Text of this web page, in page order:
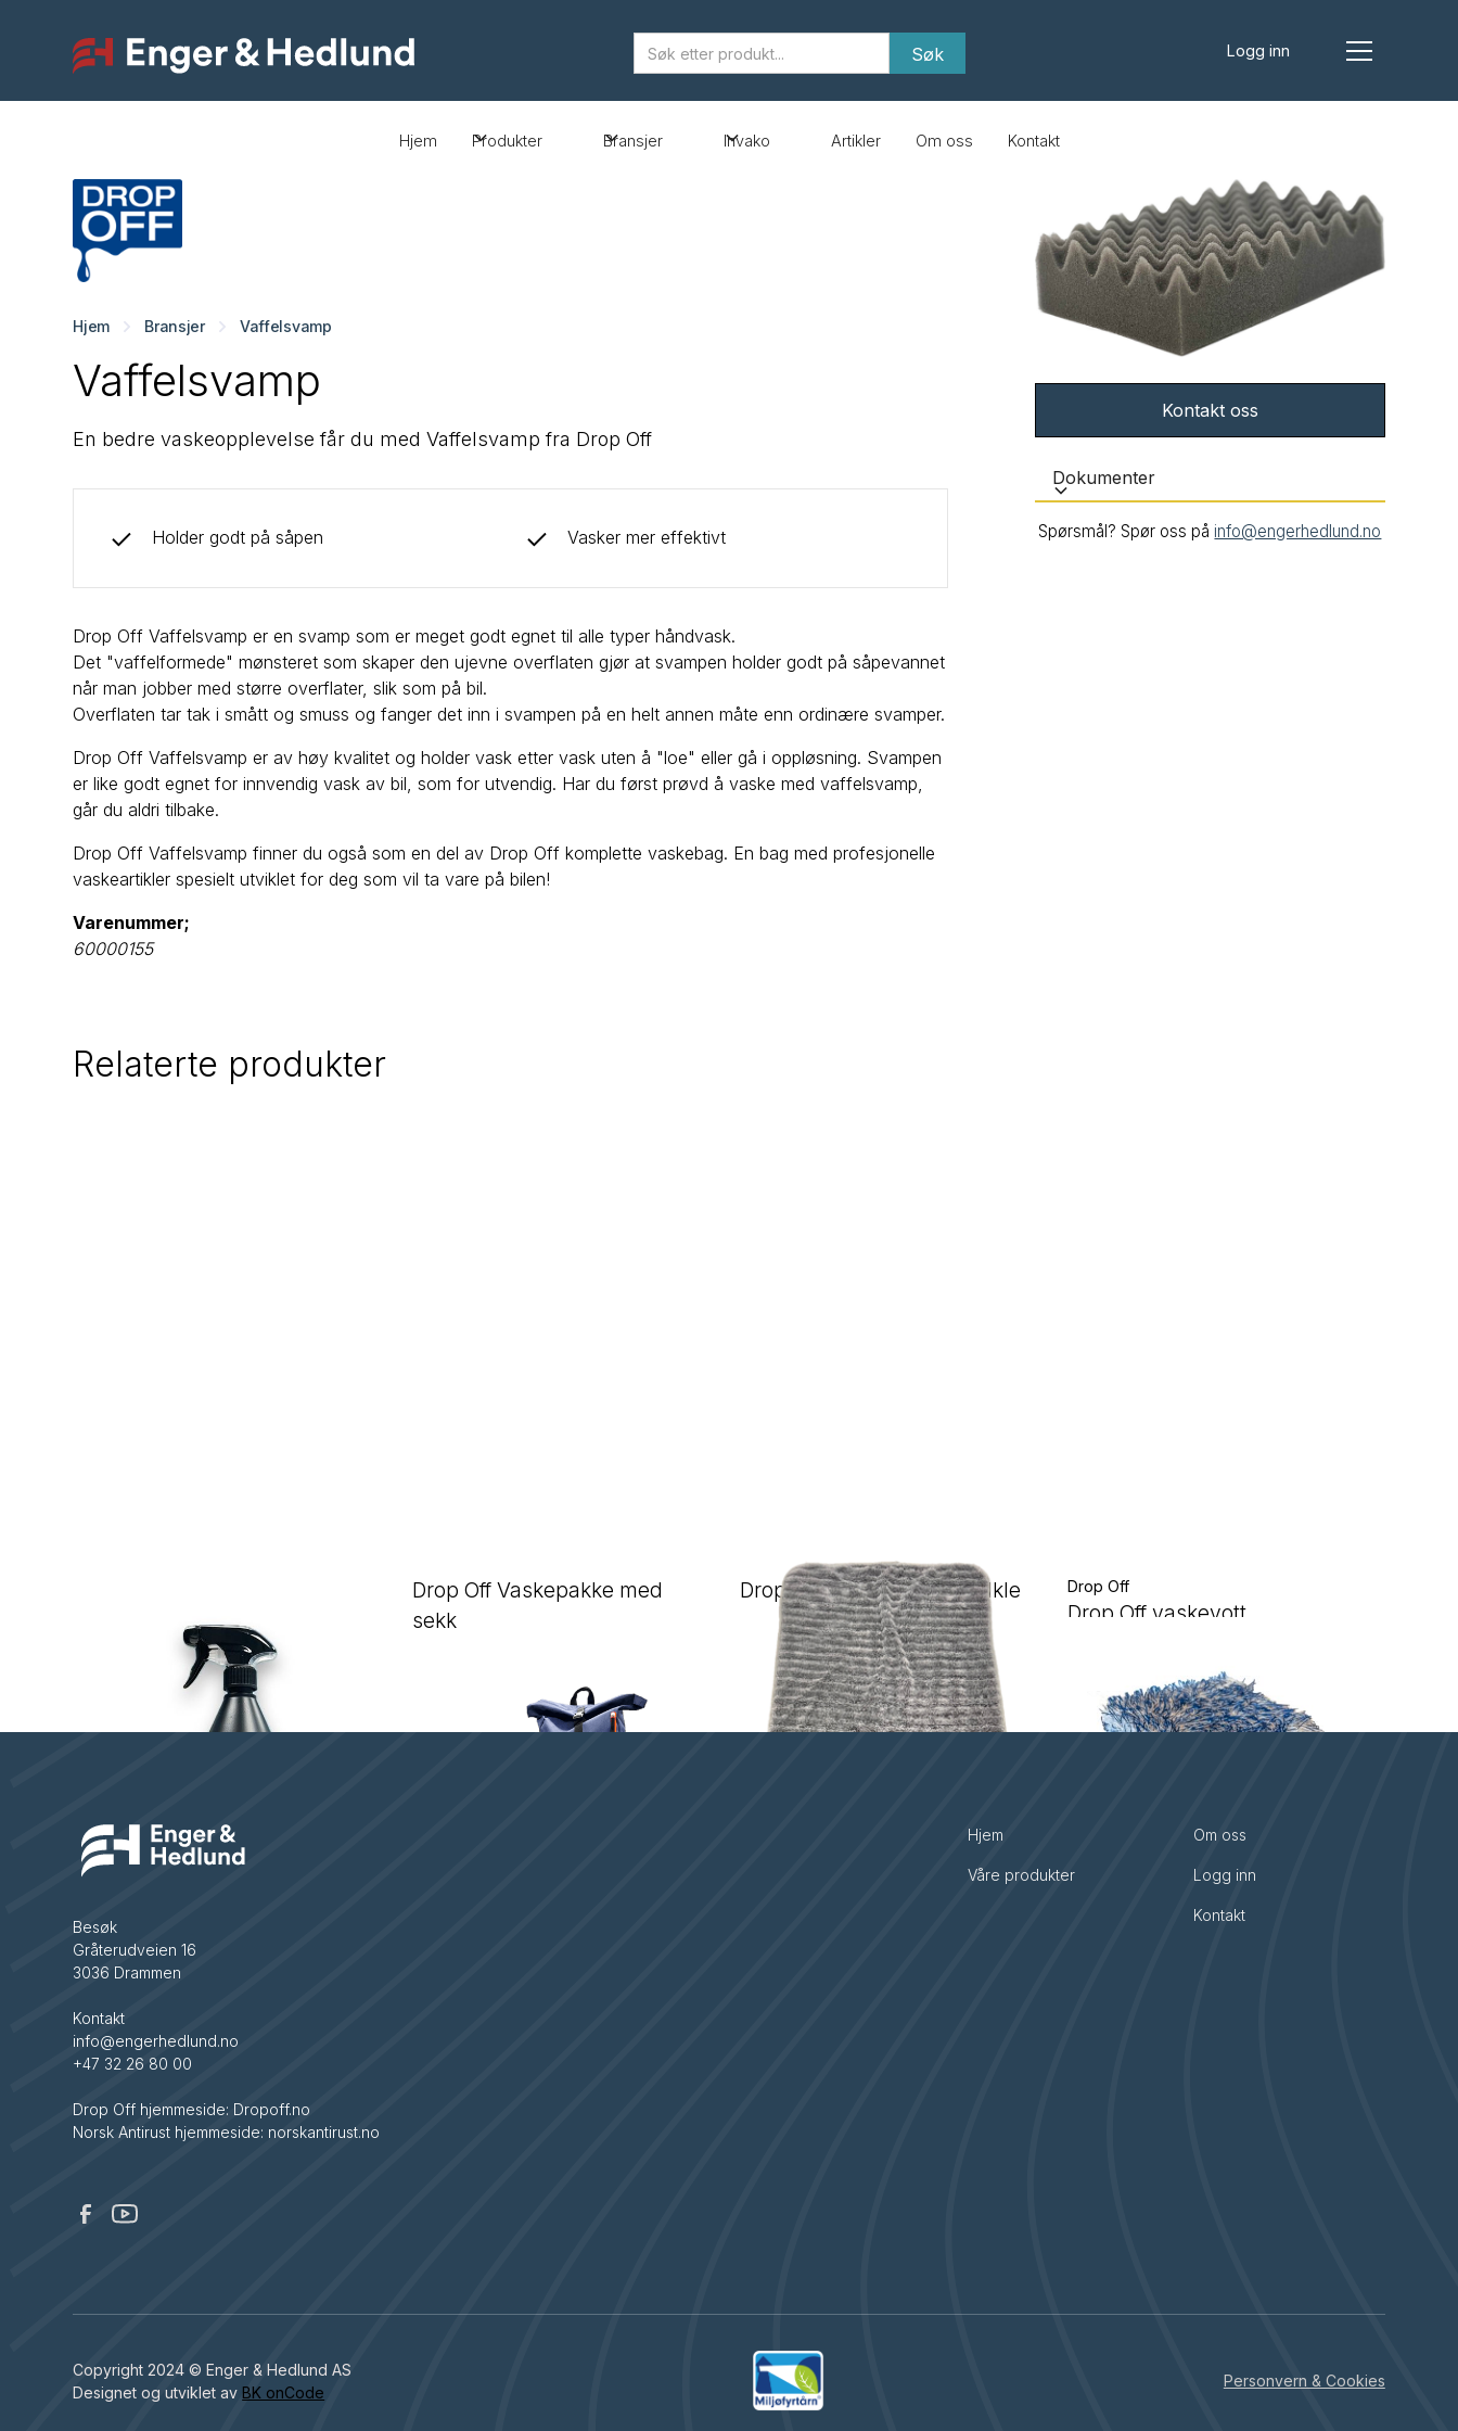
Logg inn
Hjem Produkter Bransjer Invako Artikler Om oss Kontakt
Hjem Bransjer Vaffelsvamp
Vaffelsvamp
En bedre vaskeopplevelse får du med Vaffelsvamp fra Drop Off
Holder godt på såpen Vasker mer effektivt
Drop Off Vaffelsvamp er en svamp som er meget godt egnet til alle typer håndvask.
Det "vaffelformede" mønsteret som skaper den ujevne overflaten gjør at svampen holder godt på såpevannet
når man jobber med større overflater, slik som på bil.
Overflaten tar tak i smått og smuss og fanger det inn i svampen på en helt annen måte enn ordinære svamper.
Drop Off Vaffelsvamp er av høy kvalitet og holder vask etter vask uten å "loe" eller gå i oppløsning. Svampen
er like godt egnet for innvendig vask av bil, som for utvendig. Har du først prøvd å vaske med vaffelsvamp,
går du aldri tilbake.
Drop Off Vaffelsvamp finner du også som en del av Drop Off komplette vaskebag. En bag med profesjonelle
vaskeartikler spesielt utviklet for deg som vil ta vare på bilen!
Varenummer;
60000155
Kontakt oss
Dokumenter
Spørsmål? Spør oss på info@engerhedlund.no
Relaterte produkter
Drop Off Vaskepakke med
sekk
Drop Off hybrid tørkehåndkle Drop Off
Drop Off vaskevott
Besøk
Gråterudveien 16
3036 Drammen
Kontakt
info@engerhedlund.no
+47 32 26 80 00
Drop Off hjemmeside: Dropoff.no
Norsk Antirust hjemmeside: norskantirust.no
Hjem
Våre produkter
Om oss
Logg inn
Kontakt
Copyright 2024 © Enger & Hedlund AS
Designet og utviklet av BK onCode
Personvern & Cookies